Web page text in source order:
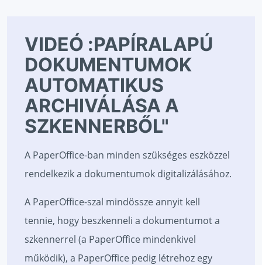
VIDEÓ :PAPÍRALAPÚ
DOKUMENTUMOK
AUTOMATIKUS
ARCHIVÁLÁSA A
SZKENNERBŐL"
A PaperOffice-ban minden szükséges eszközzel
rendelkezik a dokumentumok digitalizálásához.
A PaperOffice-szal mindössze annyit kell
tennie, hogy beszkenneli a dokumentumot a
szkennerrel (a PaperOffice mindenkivel
működik), a PaperOffice pedig létrehoz egy